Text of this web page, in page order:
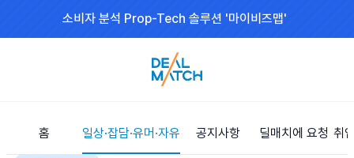
소비자 분석 Prop-Tech 솔루션 '마이비즈맵'
홈 일상·잡담·유머·자유 공지사항 딜매치에 요청 취